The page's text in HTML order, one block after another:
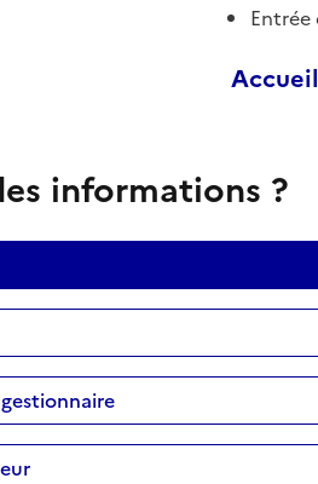
informations ?